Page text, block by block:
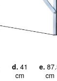
d. 41
cm
e.
cm